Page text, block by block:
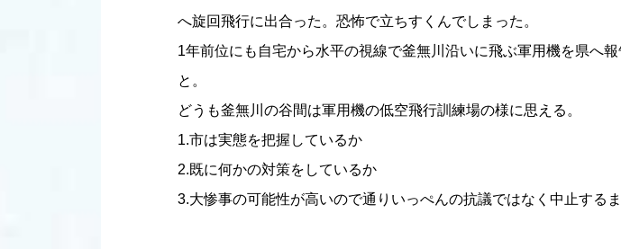
へ旋回飛行に出合った。恐怖で立ちすくんでしまった。
1年前位にも自宅から水平の視線で釜無川沿いに飛ぶ軍用機を県へ
と。
どうも釜無川の谷間は軍用機の低空飛行訓練場の様に思える。
1.市は実態を把握しているか
2.既に何かの対策をしているか
3.大惨事の可能性が高いので通りいっぺんの抗議ではなく中止する